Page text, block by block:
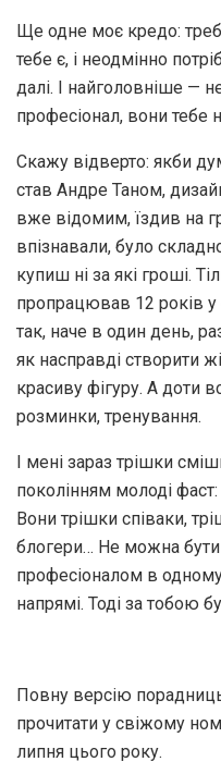
Ще одне моє кредо:
тебе є, і неодмінно
далі. І найголовніше —
професіонал, вони тебе
Скажу відверто: якби
став Андре Таном,
вже відомим, їздив на
впізнавали, було
купиш ні за які гроші.
пропрацював 12 років у
так, наче в один день,
як насправді створити
красиву фігуру. А доти
розминки, тренування.
І мені зараз трішки
поколінням молоді
Вони трішки співаки,
блогери… Не можна
професіоналом в
напрямі. Тоді за тобою
Повну версію
прочитати у свіжому
липня цього року.